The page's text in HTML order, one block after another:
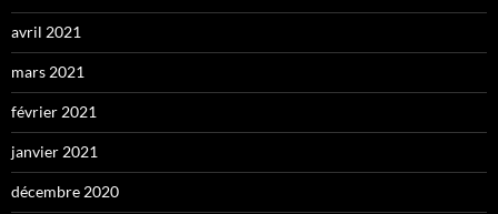
avril 2021
mars 2021
février 2021
janvier 2021
décembre 2020